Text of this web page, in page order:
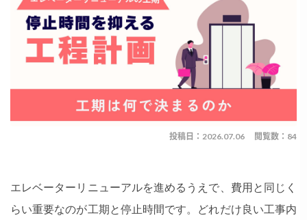
投稿日：2026.07.06 閲覧数：84
エレベーターリニューアルを進めるうえで、費用と同じく
らい重要なのが工期と停止時間です。どれだけ良い工事内